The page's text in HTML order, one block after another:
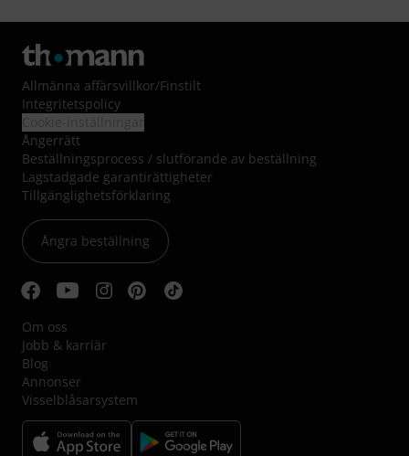
Allmänna affärsvillkor/Finstilt
Integritetspolicy
Ångerrätt
Beställningsprocess / slutförande av beställning
Lagstadgade garantirättigheter
Tillgänglighetsförklaring
Ångra beställning
Om oss
Jobb & karriär
Blog
Annonser
Visselblåsarsystem